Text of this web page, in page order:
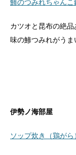
鯵のつみれちゃんこ
カツオと昆布の絶
味の鯵つみれがうま
伊勢ノ海部屋
ソップ炊き（鶏が